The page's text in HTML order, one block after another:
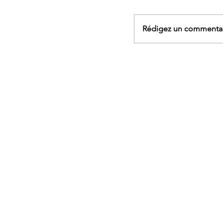
Rédigez un